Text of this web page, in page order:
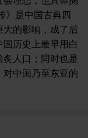
》是中国古典四
的影响，成了后
历史上最早用白
人口；同时也是
中国乃至东亚的